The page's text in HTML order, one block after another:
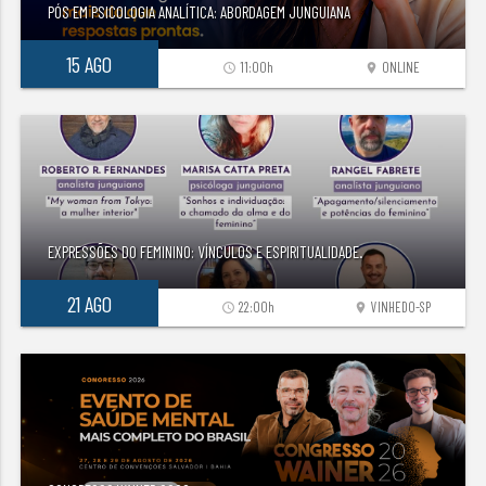
PÓS EM PSICOLOGIA ANALÍTICA: ABORDAGEM JUNGUIANA
15 AGO location_on ONLINE
access_time 11:00h
EXPRESSÕES DO FEMININO: VÍNCULOS E ESPIRITUALIDADE.
21 AGO location_on VINHEDO-SP
access_time 22:00h